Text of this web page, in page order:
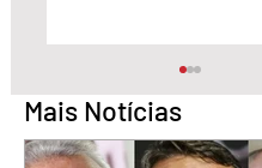
Mais Notícias